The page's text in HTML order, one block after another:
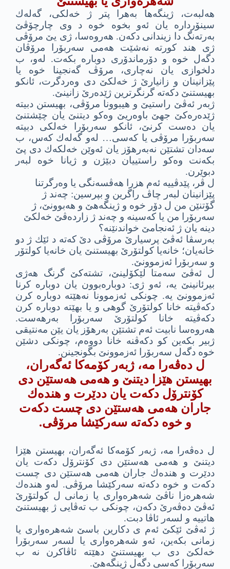
هه‌لبه‌ت، ژینگه‌ها به‌هرا پتر ژ خه‌لكى، گه‌له‌ك
سینۆرداره‌ یان ئه‌و بخوه‌ خوه‌ د وى چارچۆڤێ
به‌رته‌نگ دا زیندانى دكه‌ن. هه‌روه‌سا، ژى یێ مرۆڤى
ژى هند كورته‌ نه‌شێت هه‌مى سه‌ربۆرا مرۆڤان
دگه‌ل خوه‌ و دۆرماندۆرى دوباره‌ بكه‌ت. له‌و، ب
دلخوازى یان نه‌چارى، مرۆڤ گه‌نجینا خوه‌ یا
پێزانینان و زانیارێ ژ خه‌لكێ دى وه‌ردگرت، ئانكو
بهیستنێ دكه‌ته‌ گرنگرترین ژێده‌رێ زانینێ.
ژبه‌ر ئه‌ڤێ راستیێ و هیبوونا مرۆڤى، بهیستن دبیته‌
ژێده‌ره‌كێ جهێ باوه‌ریێ وه‌كو دیتنێ یان چێشتنێ
یان ده‌ست كرنێ، ئانكو سه‌ربۆرا خه‌لكى دبیته‌
سه‌ربۆرا مرۆڤى یا كه‌سى… له‌و گه‌له‌ك كه‌س، ب
سه‌دان تشتێن نه‌به‌رهۆز یان ئه‌وێن خه‌لكه‌ك دى پێ
بكه‌نت وه‌كو راستییان دبێژن و ژیانا خوه‌ لبه‌ر
دبوێرن.
ل ڤر، پێدڤییه‌ ئه‌م هزرا هه‌ڤسه‌نگى یا وه‌رگرتنا
پێزانینان لبه‌ر چاڤ راگرین و بپرسین: چه‌ند ژ
گۆتنێن من ل دۆر خوه‌ و ژینگه‌هێ و هه‌بوونێ، ژ
سه‌ربۆرا من یا كه‌سینه‌ و چه‌ند ژ زارده‌ڤێ خه‌لكێ
دینه‌ یان ژ ئه‌نجامێ خواندنێنه‌؟
به‌رسڤا ئه‌ڤێ پرسیارێ مرۆڤى دێ كه‌ته‌ د ئێك ژ دو
خانه‌یان؛ خانه‌یا كولتۆرێ بهیستنێ یان خانه‌یا كولتۆر
و سه‌ربۆرا ئه‌زموونێ.
ل ئه‌ڤێ سه‌متا لێكۆلینێ، تشته‌كێ گرنگ هه‌ژى
بیرئانینێ یه‌، ئه‌و ژى: دوباره‌بوون یان دوباره‌ كرنا
ئه‌زموونێ یه‌. چونكى ئه‌زموونا نه‌هێته‌ دوباره‌ كرن
دكه‌ڤیته‌ خانا كولتۆرێ گوهى و یا بهێته‌ دوباره ‌كرن
دكه‌ڤیته‌ خانا كولتۆرێ سه‌ربۆرا به‌رهه‌ست.
هه‌روه‌سا نابیت ئه‌م تشتێن به‌رهۆز یان یێن مه‌نتیقى
ژبیر بكه‌ین كو دكه‌ڤنه‌ خانا دووه‌م، چونكى دشێن
خوه‌ دگه‌ل سه‌ربۆرا ئه‌زموونێ بگونجینن.
ل ده‌ڤه‌را مه‌، ژبه‌ر كۆمه‌كا ئه‌گه‌ران،
بهیستن هێزا دیتنێ و هه‌مى هه‌ستێن دى
كۆنترۆل دكه‌ت یان ددێرت و هنده‌ك
جاران هه‌مى هه‌ستێن دى چست دكه‌ت
و خوه‌ دكه‌ته‌ سه‌ركێشا مرۆڤى.
ل ده‌ڤه‌را مه‌، ژبه‌ر كۆمه‌كا ئه‌گه‌ران، بهیستن هێزا
دیتنێ و هه‌مى هه‌ستێن دى كۆنترۆل دكه‌ت یان
ددێرت و هنده‌ك جاران هه‌مى هه‌ستێن دى چست
دكه‌ت و خوه‌ دكه‌ته‌ سه‌ركێشا مرۆڤى. له‌و هنده‌ك
شه‌هره‌زا ناڤێ شه‌هره‌وارى یا زمانى ل كولتۆرێ
ئه‌ڤێ ده‌ڤه‌رێ دكه‌ن، چونكى ب ته‌ڤایى ژ بهیستنێ
هاتییه‌ و لسه‌ر ئاڤا دبت.
ژ ئه‌ڤێ ئێكێ ئه‌م ى دكارین باسێ شه‌هره‌وارى یا
زمانى بكه‌ین، ئه‌و شه‌هره‌وارى یا لسه‌ر سه‌ربۆرا
خه‌لكێ دى ب بهیستنێ دهێته‌ ئاڤاكرن نه‌ ب
سه‌ربۆرا كه‌سى دگه‌ل ژینگه‌هێ.